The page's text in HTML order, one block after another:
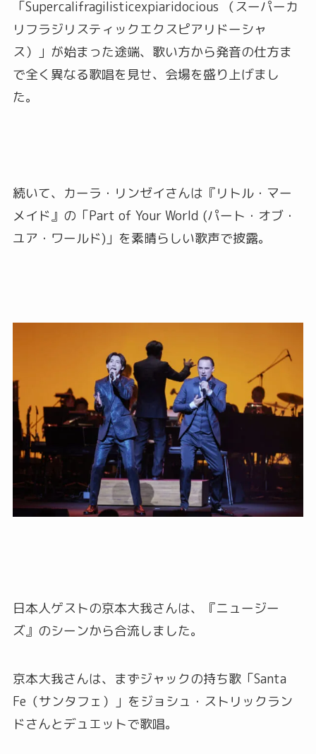
「Supercalifragilisticexpiaridocious （スーパーカ
リフラジリスティックエクスピアリドーシャ
ス）」が始まった途端、歌い方から発音の仕方ま
で全く異なる歌唱を見せ、会場を盛り上げまし
た。
続いて、カーラ・リンゼイさんは『リトル・マー
メイド』の「Part of Your World (パート・オブ・
ユア・ワールド)」を素晴らしい歌声で披露。
日本人ゲストの京本大我さんは、『ニュージー
ズ』のシーンから合流しました。
京本大我さんは、まずジャックの持ち歌「Santa
Fe（サンタフェ）」をジョシュ・ストリックラン
ドさんとデュエットで歌唱。